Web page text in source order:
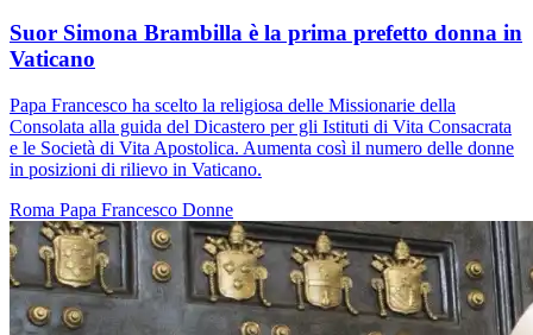
Suor Simona Brambilla è la prima prefetto donna in
Vaticano
Papa Francesco ha scelto la religiosa delle Missionarie della
Consolata alla guida del Dicastero per gli Istituti di Vita Consacrata
e le Società di Vita Apostolica. Aumenta così il numero delle donne
in posizioni di rilievo in Vaticano.
Roma Papa Francesco Donne